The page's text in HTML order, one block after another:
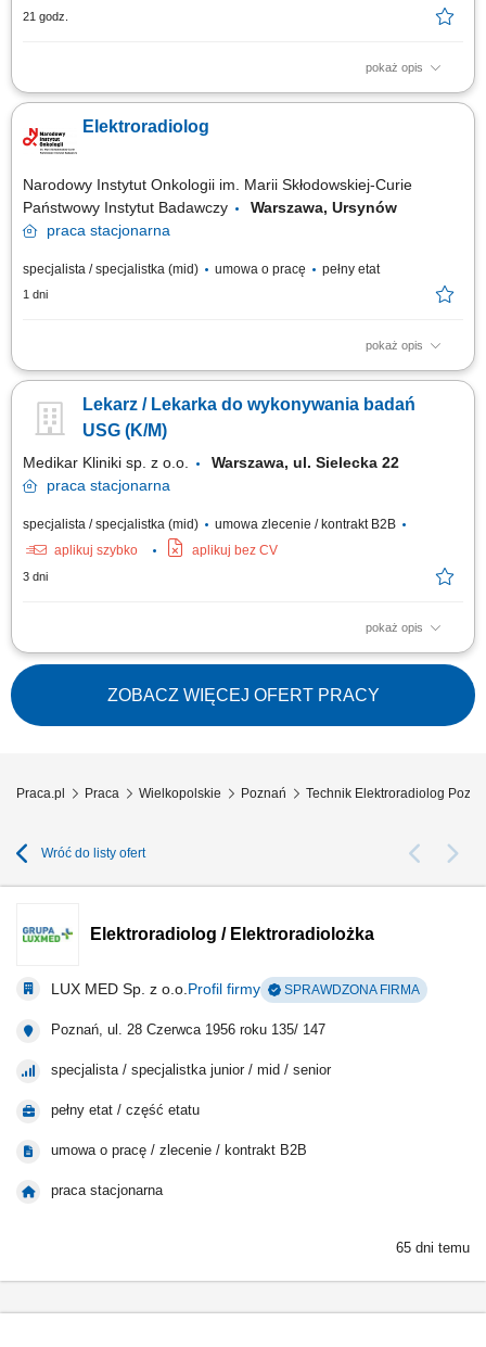
21 godz.
pokaż opis
Będziesz odpowiedzialny/-a za: wykonywanie i opis badań USG ​​
ekipy medycznej i stań się #bohaterem opieki zdrowotnej! Szukamy
Ciebie, jeśli​: ukończyłeś/-aś specjalizację lub jesteś w jej trakcie
Elektroradiolog
Narodowy Instytut Onkologii im. Marii Skłodowskiej-Curie
Państwowy Instytut Badawczy
Warszawa, Ursynów
praca stacjonarna
specjalista / specjalistka (mid) umowa o pracę pełny etat
1 dni
pokaż opis
Do zadań na ww. stanowisku należeć będzie między innymi:
wykonywanie procedur związanych z planowaniem i realizacją
radioterapii, w tym badań TK i MR do planowania leczenia, wyznaczanie i
Lekarz / Lekarka do wykonywania badań
USG (K/M)
Medikar Kliniki sp. z o.o.
Warszawa, ul. Sielecka 22
praca stacjonarna
specjalista / specjalistka (mid)
umowa zlecenie / kontrakt B2B
aplikuj szybko
aplikuj bez CV
3 dni
pokaż opis
Prowadzenie całościowej diagnozy oraz indywidualnego procesu
leczenia pacjentów według współczesnych wytycznych. Wykonywanie
precyzyjnych badań ultrasonograficznych (USG) zgodnie z posiadanym
zakresem certyfikacji. Prowadzenie i uzupełnianie elektronicznej
dokumentacji medycznej w oparciu o...
ZOBACZ WIĘCEJ OFERT PRACY
Praca.pl Praca Wielkopolskie Poznań Technik Elektroradiolog
Wróć do listy ofert
Elektroradiolog / Elektroradiolożka
LUX MED Sp. z o.o. Profil firmy SPRAWDZONA FIRMA
Poznań, ul. 28 Czerwca 1956 roku 135/ 147
specjalista / specjalistka junior / mid / senior
pełny etat / część etatu
umowa o pracę / zlecenie / kontrakt B2B
praca stacjonarna
65 dni temu